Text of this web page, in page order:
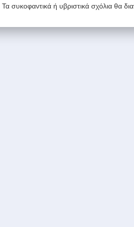
συκοφαντικά ή υβριστικά σχόλια θα